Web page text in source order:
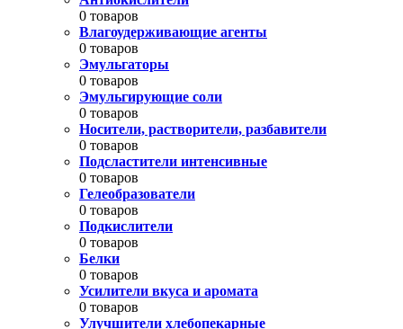
0 товаров
Влагоудерживающие агенты
0 товаров
Эмульгаторы
0 товаров
Эмульгирующие соли
0 товаров
Носители, растворители, разбавители
0 товаров
Подсластители интенсивные
0 товаров
Гелеобразователи
0 товаров
Подкислители
0 товаров
Белки
0 товаров
Усилители вкуса и аромата
0 товаров
Улучшители хлебопекарные